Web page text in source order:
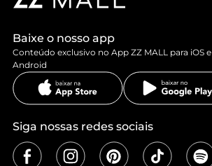
Baixe o nosso app
Conteúdo exclusivo no App ZZ MALL para iOS e
Android
Siga nossas redes sociais